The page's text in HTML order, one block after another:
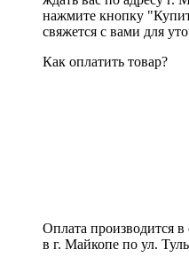
нажмите кнопку
свяжется с вами для
Как оплатить товар?
Оплата производится
в г. Майкопе по ул.